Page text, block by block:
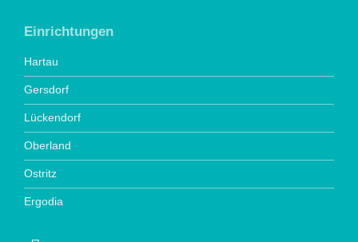
Einrichtungen
Hartau
Gersdorf
Lückendorf
Oberland
Ostritz
Ergodia